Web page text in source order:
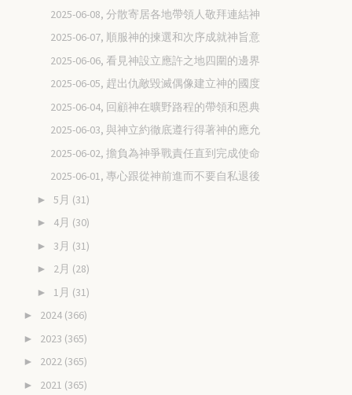
2025-06-08, 分散寄居各地帶領人敬拜連結神
2025-06-07, 順服神的揀選和次序成就神旨意
2025-06-06, 看見神設立應許之地四圍的邊界
2025-06-05, 趕出仇敵毀滅偶像建立神的國度
2025-06-04, 回顧神在曠野路程的帶領和恩典
2025-06-03, 與神立約徹底遵行得著神的應允
2025-06-02, 擔負為神爭戰責任直到完成使命
2025-06-01, 專心跟從神前進而不要自私退後
► 5月 (31)
► 4月 (30)
► 3月 (31)
► 2月 (28)
► 1月 (31)
► 2024 (366)
► 2023 (365)
► 2022 (365)
► 2021 (365)